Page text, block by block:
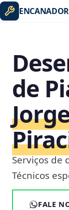
ENCANADOR
de
Serviços de
Técnicos
FALE